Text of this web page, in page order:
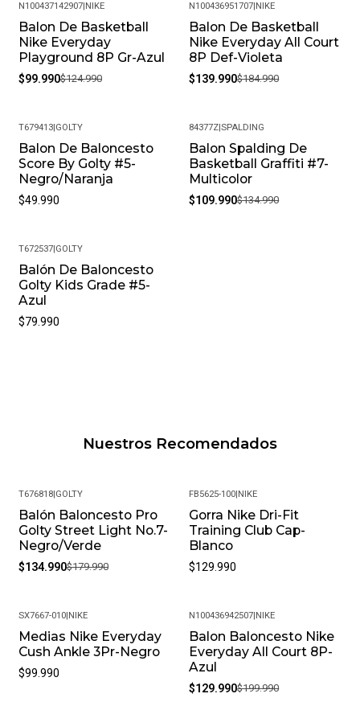
-20%
N100437142907| NIKE
Balon De Basketball
Nike Everyday
Playground 8P Gr-Azul
$99.990$124.990
-24%
N100436951707 NIKE
Balon De Basketball
Nike Everyday All Court
8P Def-Violeta
$139.990$184.990
T679413|GOLTY
Balon De Baloncesto
Score By Golty #5-
Negro/Naranja
$49.990
-19%
84377Z|SPALDING
Balon Spalding De
Basketball Graffiti #7-
Multicolor
$109.990$134.990
T672537|GOLTY
Balón De Baloncesto
Golty Kids Grade #5-
Azul
$79.990
Nuestros Recomendados
-25%
T676818| GOLTY
Balón Baloncesto Pro
Golty Street Light No.7-
Negro/Verde
$134.990$179.990
FB5625-100 NIKE
Gorra Nike Dri-Fit
Training Club Cap-
Blanco
$129.990
SX7667-010| NIKE
Medias Nike Everyday
Cush Ankle 3Pr-Negro
$99.990
-35%
N100436942507 NIKE
Balon Baloncesto Nike
Everyday All Court 8P-
Azul
$129.990$199.990